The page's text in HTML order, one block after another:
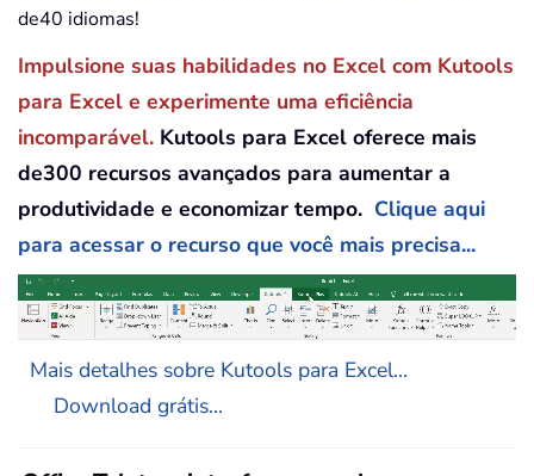
de40 idiomas!
Impulsione suas habilidades no Excel com Kutools
para Excel e experimente uma eficiência
incomparável. Kutools para Excel oferece mais
de300 recursos avançados para aumentar a
produtividade e economizar tempo. Clique aqui
para acessar o recurso que você mais precisa...
Mais detalhes sobre Kutools para Excel...
Download grátis...